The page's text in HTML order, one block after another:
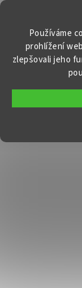
Používáme
prohlížení
zlepšovali jeho
Přejít
Přepínač